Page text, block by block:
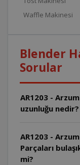
Waffle Makinesi
Blender
Sorular
AR1203 -
uzunluğu nedir?
AR1203 -
Parçaları
mi?